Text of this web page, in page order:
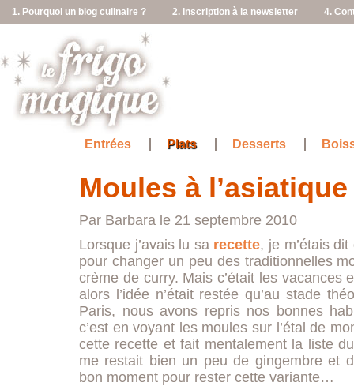
1. Pourquoi un blog culinaire ? 2. Inscription à la newsletter 4.
Entrées Plats Desserts
Moules à l’asiatique
Par Barbara le 21 septembre 2010
Lorsque j’avais lu sa recette, je m’étais
pour changer un peu des traditionnelles
crème de curry. Mais c’était les vacances
alors l’idée n’était restée qu’au stade
Paris, nous avons repris nos bonnes
c’est en voyant les moules sur l’étal de
cette recette et fait mentalement la liste
me restait bien un peu de gingembre et
bon moment pour rester cette variante…